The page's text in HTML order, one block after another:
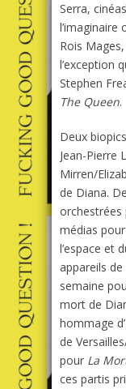
Serra,
l’imaginaire
Rois
l’exception
Stephen
The Queen.
Deux
Jean-Pierre
Mirren/
de Diana.
orchestrées
médias
l’espace et
appareils
semaine
mort de
hommage
de
pour La
ces partis